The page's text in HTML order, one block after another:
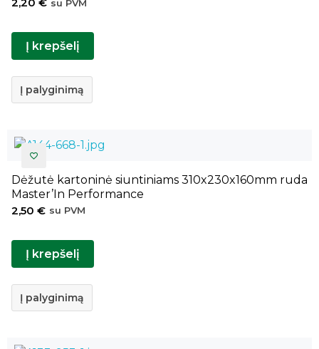
su PVM
Į krepšelį
Į palyginimą
Dėžutė kartoninė siuntiniams 310x230x160mm ruda
Master’In Performance
2,50 € su PVM
Į krepšelį
Į palyginimą